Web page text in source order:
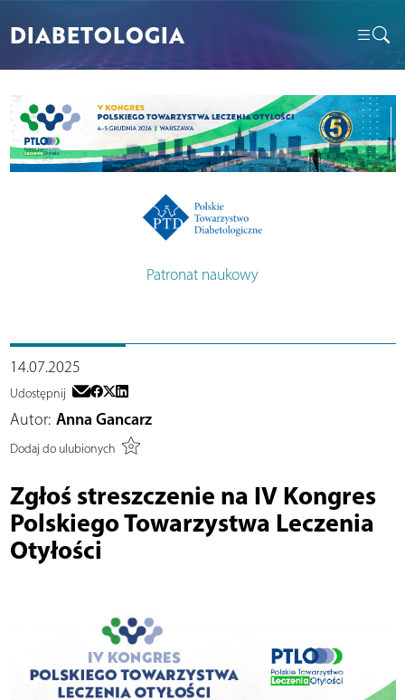
DIABETOLOGIA
Patronat naukowy
14.07.2025
Udostępnij
Autor: Anna Gancarz
Dodaj do ulubionych
Zgłoś streszczenie na IV Kongres
Polskiego Towarzystwa Leczenia
Otyłości